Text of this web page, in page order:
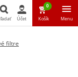
Účet
0
Košík Menu
filtre